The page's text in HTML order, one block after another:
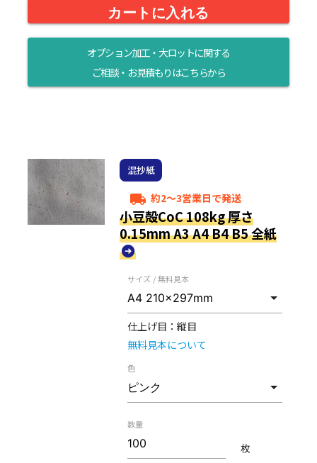
カートに入れる
オプション加工・大ロットに関する
ご相談・お見積もりはこちらから
混抄紙
local_shipping 約2～3営業日で発送
小豆殻CoC 108kg 厚さ
0.15mm A3 A4 B4 B5 全紙
サイズ / 無料見本
仕上げ目： 縦目
無料見本について
色
数量
枚